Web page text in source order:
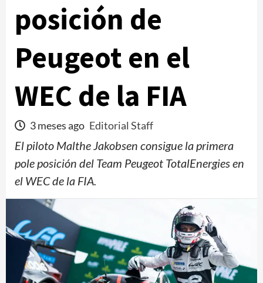
posición de
Peugeot en el
WEC de la FIA
3 meses ago Editorial Staff
El piloto Malthe Jakobsen consigue la primera
pole posición del Team Peugeot TotalEnergies en
el WEC de la FIA.